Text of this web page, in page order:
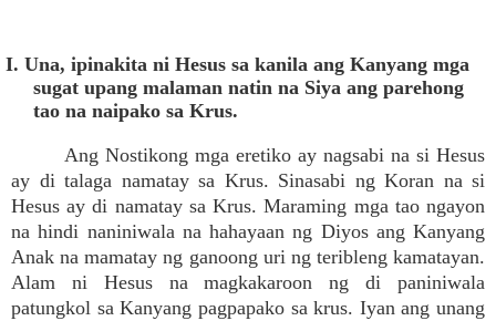
I. Una, ipinakita ni Hesus sa kanila ang Kanyang mga
sugat upang malaman natin na Siya ang parehong
tao na naipako sa Krus.
Ang Nostikong mga eretiko ay nagsabi na si Hesus
ay di talaga namatay sa Krus. Sinasabi ng Koran na si
Hesus ay di namatay sa Krus. Maraming mga tao ngayon
na hindi naniniwala na hahayaan ng Diyos ang Kanyang
Anak na mamatay ng ganoong uri ng teribleng kamatayan.
Alam ni Hesus na magkakaroon ng di paniniwala
patungkol sa Kanyang pagpapako sa krus. Iyan ang unang